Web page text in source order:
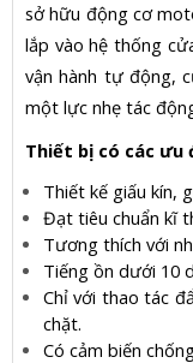
sở hữu động cơ
lắp vào hệ thống
vận hành tự động,
một lực nhẹ tác
Thiết bị có các ưu
Thiết kế giấu kín,
Đạt tiêu chuẩn kĩ
Tương thích với
Tiếng ồn dưới 10
Chỉ với thao tác
chặt.
Có cảm biến